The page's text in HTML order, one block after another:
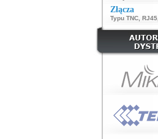
Złącza
Typu TNC, RJ45,